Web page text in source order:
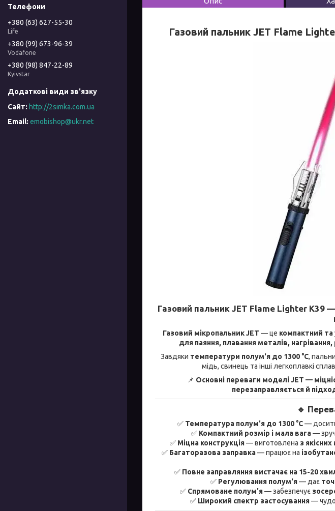
Газовий пальник JET Flame
Газовий пальник JET Flame Lighter K39
Газовий мікропальник JET — це компактний та
для паяння, плавання металів,
Завдяки температури полум'я до 1300 °C,
мідь, свинець та інші легкоплавкі
📌 Основні переваги моделі JET —
перезаправляється й
🔹
✅ Температура полум'я до 1300 °C—
✅ Компактний розмір і мала вага—
✅ Міцна конструкція— виготовлена з
✅ Багаторазова заправка— працює на
✅ Повне заправляння вистачає на 15-20
✅ Регулювання полум'я— дає
✅ Спрямоване полум'я— забезпечує
✅ Широкий спектр застосування—
+380 (63) 627-55-30
Life
+380 (99) 673-96-39
Vodafone
+380 (98) 847-22-89
Kyivstar
http://2simka.com.ua
emobishop@ukr.net